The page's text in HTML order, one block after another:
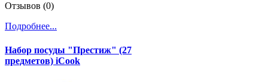
Отзывов (0)
Подробнее...
Набор посуды "Престиж" (27
предметов) iCook